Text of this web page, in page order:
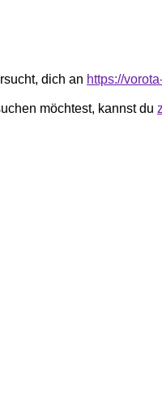
dich an https://
möchtest, kannst du